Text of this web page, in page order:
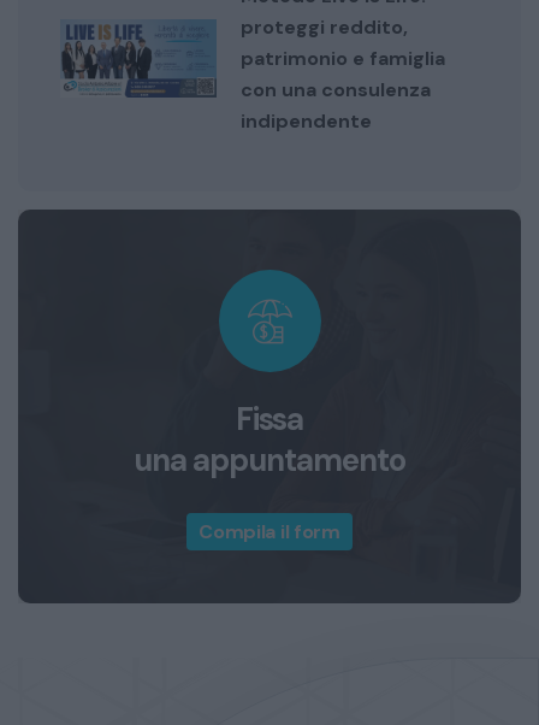
proteggi reddito,
patrimonio e famiglia
con una consulenza
indipendente
Fissa
una appuntamento
Compila il form